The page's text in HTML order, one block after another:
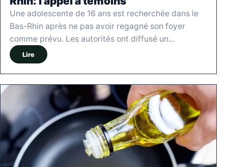
Une adolescente de 16 ans est recherchée dans le
Bas-Rhin après ne pas avoir regagné son foyer
comme prévu. Les autorités ont diffusé un…
Lire